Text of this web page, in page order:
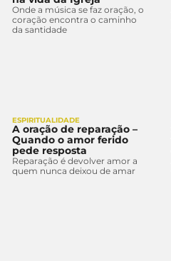
Onde a música se faz oração, o
coração encontra o caminho
da santidade
ESPIRITUALIDADE
A oração de reparação –
Quando o amor ferido
pede resposta
Reparação é devolver amor a
quem nunca deixou de amar